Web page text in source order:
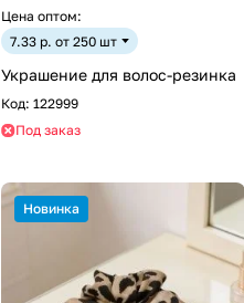
Цена оптом:
7.33 р. от 250 шт
Украшение для волос-резинка
Код: 122999
Под заказ
Новинка